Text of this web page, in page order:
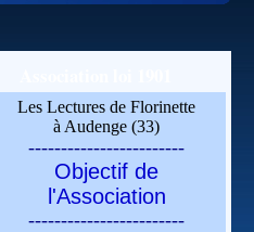
Les Lectures de Florinette
à Audenge (33)
------------------------
Objectif de
l'Association
------------------------